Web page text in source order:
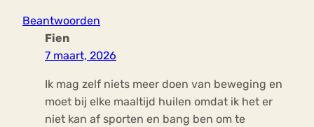
Beantwoorden
Fien
7 maart, 2026
Ik mag zelf niets meer doen van beweging en
moet bij elke maaltijd huilen omdat ik het er
niet kan af sporten en bang ben om te